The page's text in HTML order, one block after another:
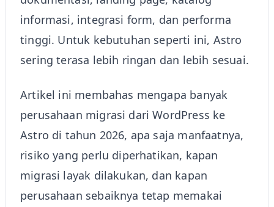
informasi, integrasi form, dan performa
tinggi. Untuk kebutuhan seperti ini, Astro
sering terasa lebih ringan dan lebih sesuai.
Artikel ini membahas mengapa banyak
perusahaan migrasi dari WordPress ke
Astro di tahun 2026, apa saja manfaatnya,
risiko yang perlu diperhatikan, kapan
migrasi layak dilakukan, dan kapan
perusahaan sebaiknya tetap memakai